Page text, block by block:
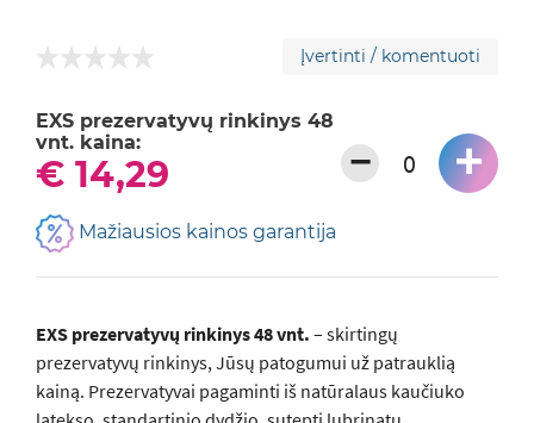
Įvertinti / komentuoti
EXS prezervatyvų rinkinys 48
vnt. kaina:
€ 14,29 − +
Mažiausios kainos garantija
EXS prezervatyvų rinkinys 48 vnt. – skirtingų
prezervatyvų rinkinys, Jūsų patogumui už patrauklią
kainą. Prezervatyvai pagaminti iš natūralaus kaučiuko